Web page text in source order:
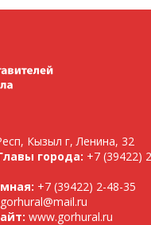
Кызыл г, Ленина, 32
города: +7 (39422)
+7 (39422) 2-48-35
gorhural@mail.ru
www.gorhural.ru